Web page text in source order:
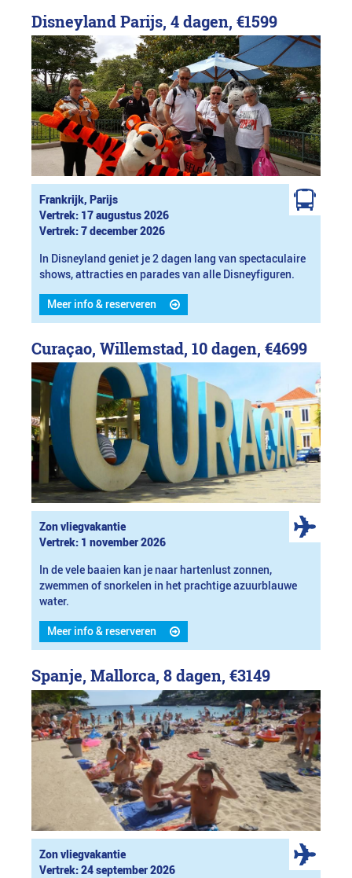
Disneyland Parijs, 4 dagen, €1599
Frankrijk, Parijs
Vertrek: 17 augustus 2026
Vertrek: 7 december 2026
In Disneyland geniet je 2 dagen lang van spectaculaire
shows, attracties en parades van alle Disneyfiguren.
Meer info & reserveren
Curaçao, Willemstad, 10 dagen, €4699
Zon vliegvakantie
Vertrek: 1 november 2026
In de vele baaien kan je naar hartenlust zonnen,
zwemmen of snorkelen in het prachtige azuurblauwe
water.
Meer info & reserveren
Spanje, Mallorca, 8 dagen, €3149
Zon vliegvakantie
Vertrek: 24 september 2026